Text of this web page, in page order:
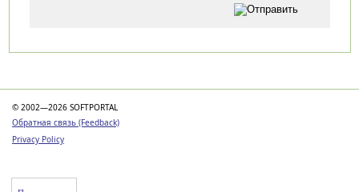
© 2002—2026 SOFTPORTAL
Обратная связь (Feedback)
Privacy Policy